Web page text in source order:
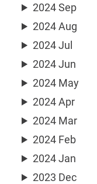
2024 Sep
2024 Aug
2024 Jul
2024 Jun
2024 May
2024 Apr
2024 Mar
2024 Feb
2024 Jan
2023 Dec